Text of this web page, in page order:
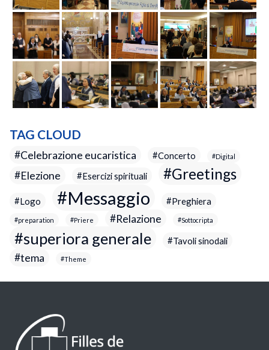
TAG CLOUD
Celebrazione eucaristica Concerto Digital
Elezione Esercizi spirituali Greetings
Logo Messaggio Preghiera
preparation Priere Relazione Sottocripta
superiora generale Tavoli sinodali
tema Theme